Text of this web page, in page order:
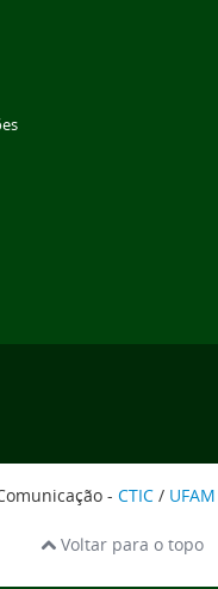
- CTIC / UFAM
Voltar para o topo